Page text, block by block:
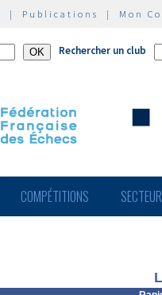
| Publications | Mon
Rechercher un club
COMPÉTITIONS